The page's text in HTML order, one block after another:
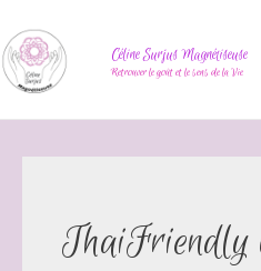
Céline Surjus Magnétiseuse
Retrouver le goût et le sens de la Vie
ThaiFriendly